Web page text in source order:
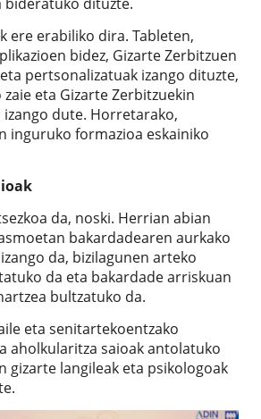
ere erabiliko dira. Tableten,
bidez, Gizarte Zerbitzuen
pertsonalizatuak izango dituzte,
eta Gizarte Zerbitzuekin
dute. Horretarako,
inguruko formazioa eskainiko
da, noski. Herrian abian
bakardadearen aurkako
da, bizilagunen arteko
da eta bakardade arriskuan
bultzatuko da.
eta senitartekoentzako
aholkularitza saioak antolatuko
gizarte langileak eta psikologoak